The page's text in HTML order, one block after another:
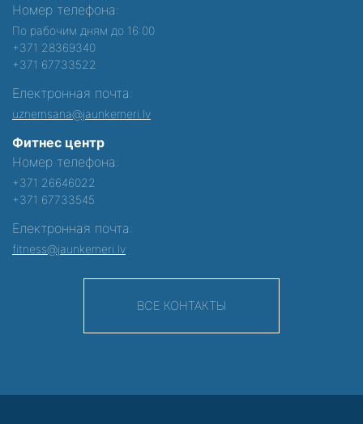
Номер телефона:
По рабочим дням до 16:00
+371 28369340
+371 67733522
Електронная почта:
uznemsana@jaunkemeri.lv
Фитнес центр
Номер телефона:
+371 26646022
+371 67733545
Електронная почта:
fitness@jaunkemeri.lv
ВСЕ КОНТАКТЫ